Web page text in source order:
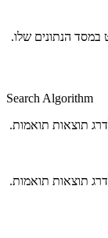
במסד הנתונים שלו.
Search Algorithm
תוצאות תואמות.
תוצאות תואמות.